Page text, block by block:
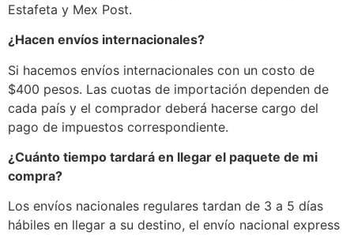
Estafeta y Mex Post.
¿Hacen envíos internacionales?
Si hacemos envíos internacionales con un costo de
$400 pesos. Las cuotas de importación dependen de
cada país y el comprador deberá hacerse cargo del
pago de impuestos correspondiente.
¿Cuánto tiempo tardará en llegar el paquete de mi
compra?
Los envíos nacionales regulares tardan de 3 a 5 días
hábiles en llegar a su destino, el envío nacional express